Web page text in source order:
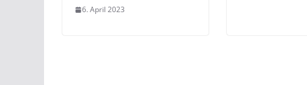
6. April 2023